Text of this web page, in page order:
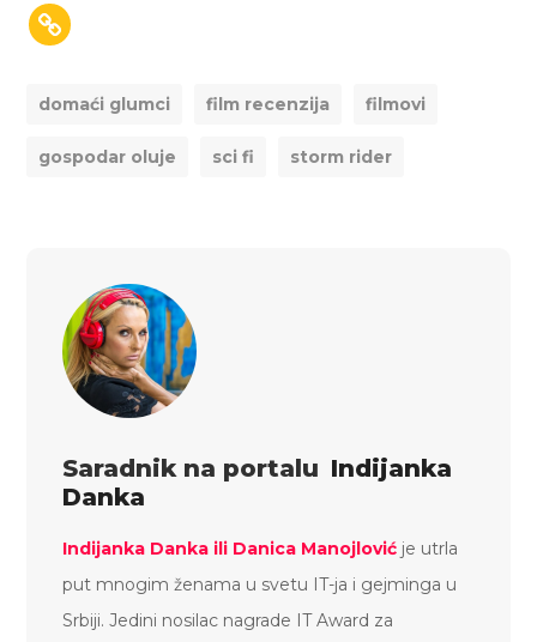
domaći glumci film recenzija filmovi
gospodar oluje sci fi storm rider
Saradnik na portalu Indijanka
Danka
Indijanka Danka ili Danica Manojlović je utrla
put mnogim ženama u svetu IT-ja i gejminga u
Srbiji. Jedini nosilac nagrade IT Award za